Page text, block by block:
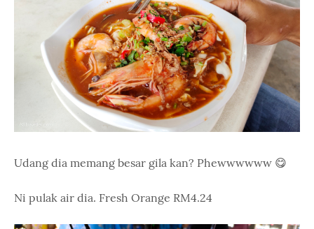
Udang dia memang besar gila kan? Phewwwwww 😋
Ni pulak air dia. Fresh Orange RM4.24